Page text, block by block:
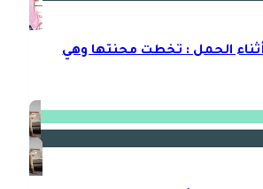
الحمل : تخطت محنتها وهي